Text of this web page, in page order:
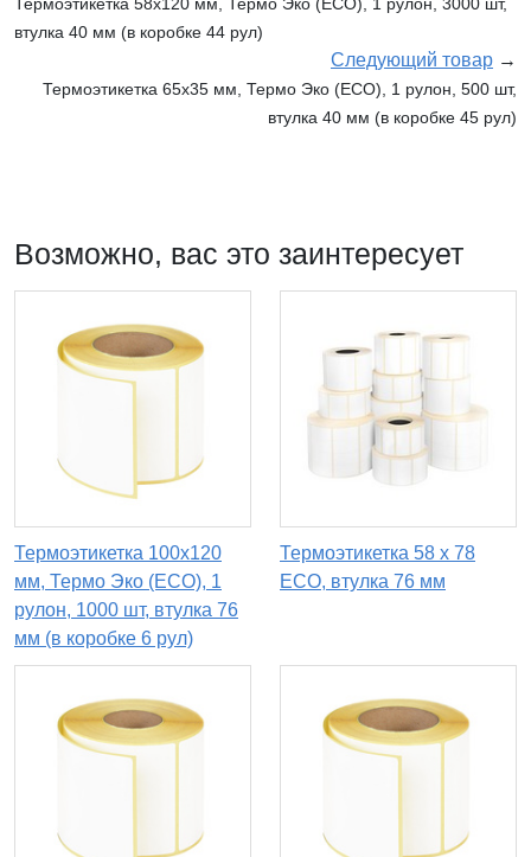
Термоэтикетка 58х120 мм, Термо Эко (ECO), 1 рулон, 3000 шт,
втулка 40 мм (в коробке 44 рул)
Следующий товар →
Термоэтикетка 65х35 мм, Термо Эко (ECO), 1 рулон, 500 шт,
втулка 40 мм (в коробке 45 рул)
Возможно, вас это заинтересует
Термоэтикетка 100х120
мм, Термо Эко (ECO), 1
рулон, 1000 шт, втулка 76
мм (в коробке 6 рул)
Термоэтикетка 58 х 78
ECO, втулка 76 мм